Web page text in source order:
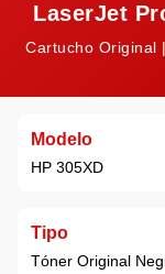
LaserJet
Cartucho Original
Modelo
HP 305XD
Tipo
Tóner Original